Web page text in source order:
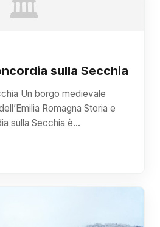
🏛️
sulla Secchia
Un borgo medievale
Romagna Storia e
sulla Secchia è…